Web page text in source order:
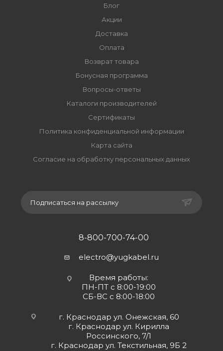
Блог
Акции
Доставка
Оплата
Возврат товара
Бонусная программа
Вопросы-ответы
Каталоги производителей
Сертификаты
Политика конфиденциальной информации
Карта сайта
Согласие на обработку персональных данных
Подписаться на рассылку
8-800-700-74-00
electro@yugkabel.ru
Время работы:
ПН-ПТ с 8:00-19:00
СБ-ВС с 8:00-18:00
г. Краснодар ул. Онежская, 60
г. Краснодар ул. Кирилла
Россинского, 7/1
г. Краснодар ул. Текстильная, 9Б 2